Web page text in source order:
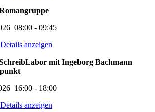
08:00 - 09:45
anzeigen
mit Ingeborg Bachmann
16:00 - 18:00
anzeigen